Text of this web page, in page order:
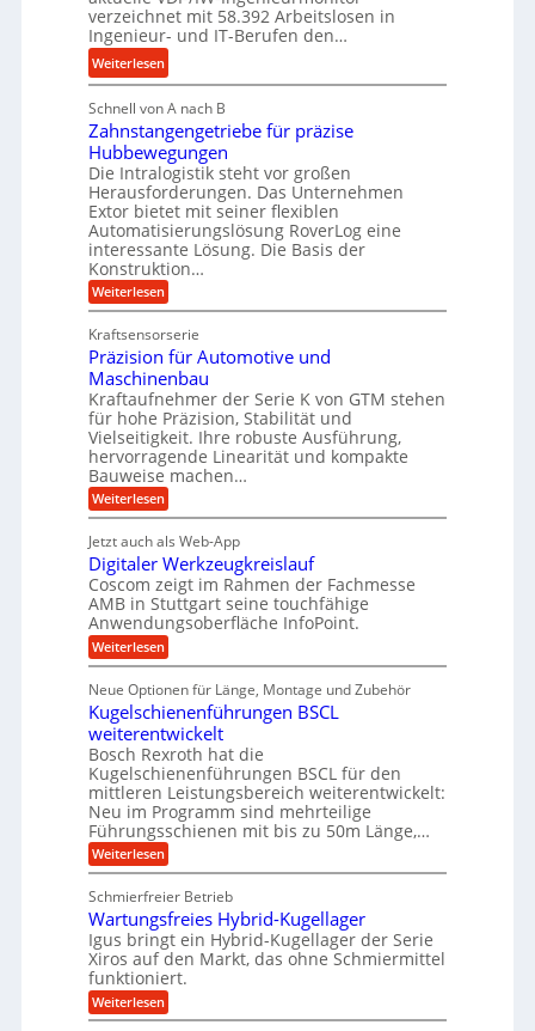
r
a
u
l
i
m
V
e
r
g
l
e
l
e
b
i
g
e
K
u
g
e
l
g
e
w
i
n
d
e
t
r
i
e
b
e
f
ü
r
r
a
e
U
m
g
e
b
u
n
g
e
n
s
t
e
i
g
r
t
U
m
s
a
t
z
n
d
A
u
f
t
r
a
g
s
e
i
n
g
a
n
g
verzeichnet mit 58.392 Arbeitslosen in
Ingenieur- und IT-Berufen den…
Weiterlesen:
M
e
h
r
A
r
b
e
i
t
s
l
o
s
e
,
w
e
n
i
g
e
r
S
t
e
l
e
n
Schnell von A nach B
Zahnstangengetriebe für präzise
Hubbewegungen
Die Intralogistik steht vor großen
Herausforderungen. Das Unternehmen
Extor bietet mit seiner flexiblen
Automatisierungslösung RoverLog eine
interessante Lösung. Die Basis der
Konstruktion…
Weiterlesen:
Z
h
n
s
t
a
n
g
e
n
g
e
t
r
i
e
b
e
f
ü
r
r
ä
z
i
s
e
H
u
b
b
e
w
e
g
u
n
g
e
n
Kraftsensorserie
Präzision für Automotive und
Maschinenbau
Kraftaufnehmer der Serie K von GTM stehen
für hohe Präzision, Stabilität und
Vielseitigkeit. Ihre robuste Ausführung,
hervorragende Linearität und kompakte
Bauweise machen…
Weiterlesen:
P
ä
z
i
s
i
o
n
f
r
A
u
t
o
m
o
t
i
v
e
n
d
M
a
s
c
h
i
Jetzt auch als Web-App
Digitaler Werkzeugkreislauf
Coscom zeigt im Rahmen der Fachmesse
AMB in Stuttgart seine touchfähige
Anwendungsoberfläche InfoPoint.
Weiterlesen:
D
g
i
t
a
l
e
r
W
e
r
k
z
e
u
g
k
r
e
i
s
Neue Optionen für Länge, Montage und Zubehör
Kugelschienenführungen BSCL
weiterentwickelt
Bosch Rexroth hat die
Kugelschienenführungen BSCL für den
mittleren Leistungsbereich weiterentwickelt:
Neu im Programm sind mehrteilige
Führungsschienen mit bis zu 50m Länge,…
Weiterlesen:
K
g
e
l
s
c
h
i
e
Schmierfreier Betrieb
Wartungsfreies Hybrid-Kugellager
Igus bringt ein Hybrid-Kugellager der Serie
Xiros auf den Markt, das ohne Schmiermittel
funktioniert.
Weiterlesen:
W